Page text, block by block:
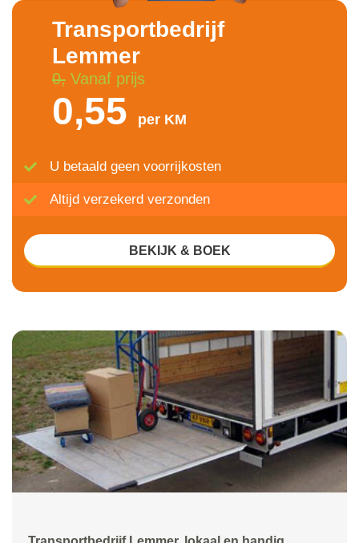
Transportbedrijf
Lemmer
0,Vanaf prijs
0,55 per KM
U betaald geen voorrijkosten
Altijd verzekerd verzonden
BEKIJK & BOEK